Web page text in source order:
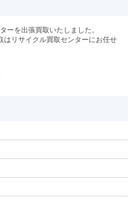
ーを出張買取いたしました。
はリサイクル買取センターにお任せ